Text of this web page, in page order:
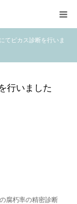
てピカス診断を行いま
行いました
腐朽率の精密診断